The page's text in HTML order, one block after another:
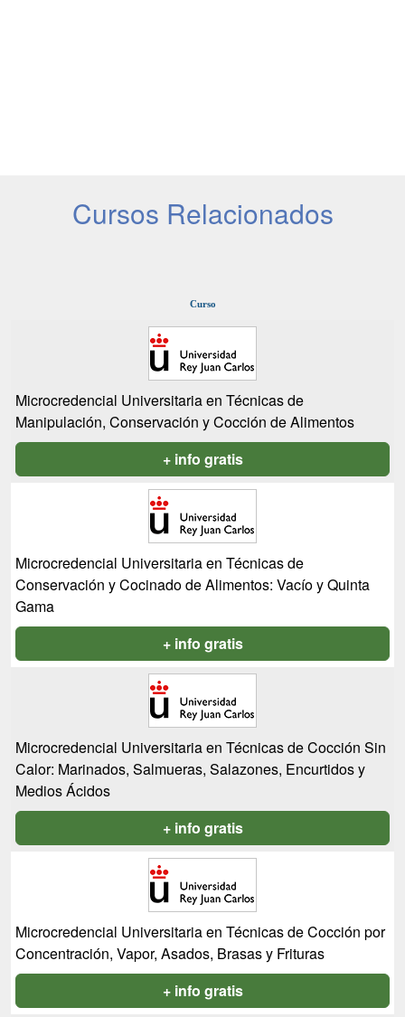
Cursos Relacionados
Curso
Microcredencial Universitaria en Técnicas de
Manipulación, Conservación y Cocción de Alimentos
+ info gratis
Microcredencial Universitaria en Técnicas de
Conservación y Cocinado de Alimentos: Vacío y Quinta
Gama
+ info gratis
Microcredencial Universitaria en Técnicas de Cocción Sin
Calor: Marinados, Salmueras, Salazones, Encurtidos y
Medios Ácidos
+ info gratis
Microcredencial Universitaria en Técnicas de Cocción por
Concentración, Vapor, Asados, Brasas y Frituras
+ info gratis